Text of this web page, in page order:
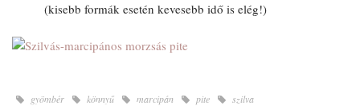
(kisebb formák esetén kevesebb idő is elég!)
gyömbér könnyű marcipán pite szilva